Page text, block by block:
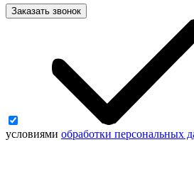
Заказать звонок
условиями обработки персональных